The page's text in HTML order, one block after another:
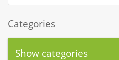
Categories
Show categories